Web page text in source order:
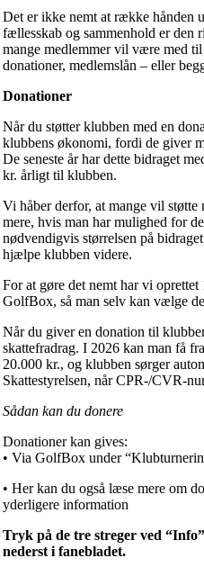
Det er ikke nemt at række hånden
fællesskab og sammenhold er den
mange medlemmer vil være med
donationer, medlemslån – eller
Donationer
Når du støtter klubben med en
klubbens økonomi, fordi de giver
De seneste år har dette bidraget
kr. årligt til klubben.
Vi håber derfor, at mange vil
mere, hvis man har mulighed for
nødvendigvis størrelsen på
hjælpe klubben videre.
For at gøre det nemt har vi
GolfBox, så man selv kan vælge
Når du giver en donation til
skattefradrag. I 2026 kan man få
20.000 kr., og klubben sørger
Skattestyrelsen, når CPR-/CVR-
Sådan kan du donere
Donationer kan gives:
• Via GolfBox under
• Her kan du også læse mere om
yderligere information
Tryk på de tre streger ved
nederst i fanebladet.